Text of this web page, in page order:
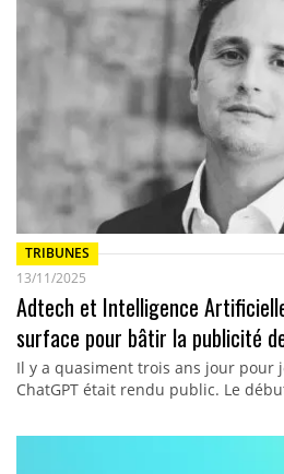
TRIBUNES
13/11/2025
Adtech et Intelligence
surface pour bâtir la publicité
Il y a quasiment trois ans jour pour
ChatGPT était rendu public. Le